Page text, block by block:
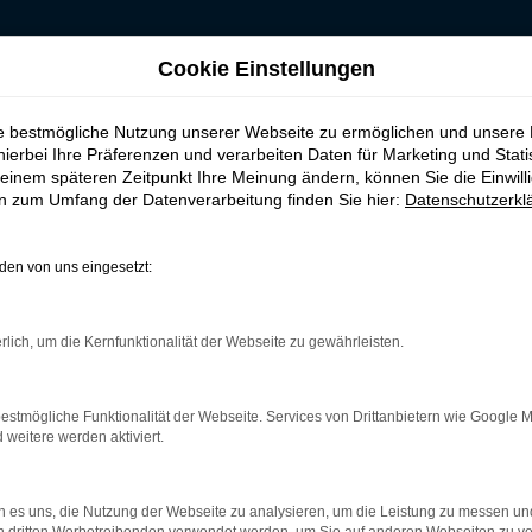
Tipp für Bochum
Erwägungen heraus eine erstklassige Wahl. Sie sparen
Was Budde Automobile auszeichnet, ist unsere
Gebrauchtwagen vor dem Verkauf nach Bochum genau
selbst die Verschleißteile einschließt. Ein Škoda Superb
Cookie Einstellungen
bestmögliche Nutzung unserer Webseite zu ermöglichen und unsere
Ihre Präferenzen und verarbeiten Daten für Marketing und
späteren Zeitpunkt Ihre Meinung ändern, können Sie die
zum Umfang der Datenverarbeitung finden Sie hier:
von uns eingesetzt:
um die Kernfunktionalität der Webseite zu gewährleisten.
Funktionalität der Webseite. Services von Drittanbietern wie Google
weitere werden aktiviert.
es uns, die Nutzung der Webseite zu analysieren, um die Leistung zu messen